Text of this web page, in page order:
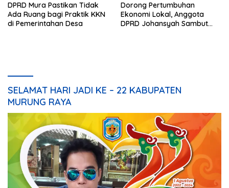
DPRD Mura Pastikan Tidak
Ada Ruang bagi Praktik KKN
di Pemerintahan Desa
Dorong Pertumbuhan
Ekonomi Lokal, Anggota
DPRD Johansyah Sambut
SELAMAT HARI JADI KE – 22 KABUPATEN
MURUNG RAYA